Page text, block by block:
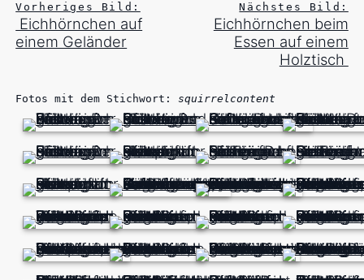
Vorheriges Bild:
Eichhörnchen auf
einem Geländer
Nächstes Bild:
Eichhörnchen beim
Essen auf einem
Holztisch
Fotos mit dem Stichwort:squirrelcontent